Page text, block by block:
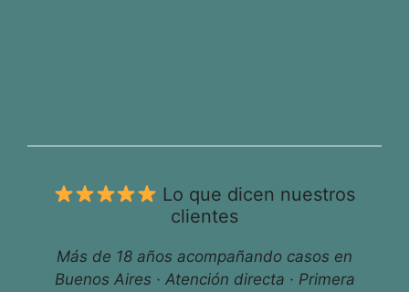
Lo que dicen nuestros
clientes
Más de 18 años acompañando casos en
Buenos Aires · Atención directa · Primera